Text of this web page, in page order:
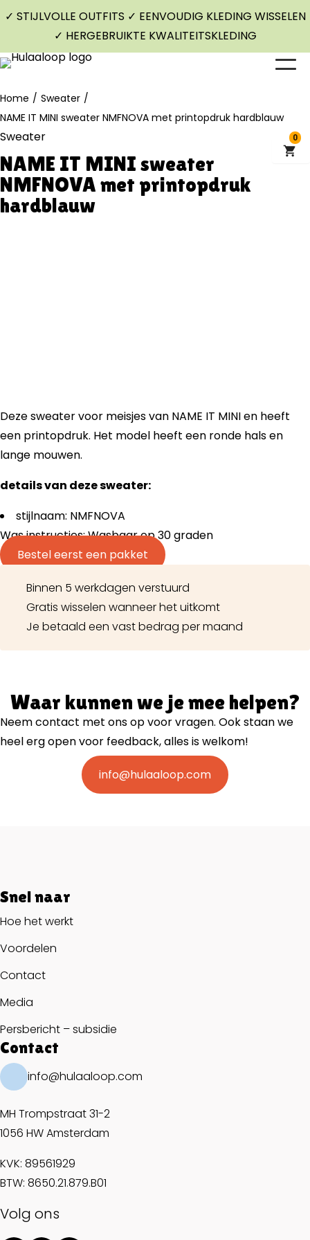
✓ STIJLVOLLE OUTFITS ✓ EENVOUDIG KLEDING WISSELEN
✓ HERGEBRUIKTE KWALITEITSKLEDING
Home / Sweater /
NAME IT MINI sweater NMFNOVA met printopdruk hardblauw
Sweater
NAME IT MINI sweater
NMFNOVA met printopdruk
hardblauw
Deze sweater voor meisjes van NAME IT MINI en heeft
een printopdruk. Het model heeft een ronde hals en
lange mouwen.
details van deze sweater:
stijlnaam: NMFNOVA
Was instructies: Wasbaar op 30 graden
Bestel eerst een pakket
Binnen 5 werkdagen verstuurd
Gratis wisselen wanneer het uitkomt
Je betaald een vast bedrag per maand
Waar kunnen we je mee helpen?
Neem contact met ons op voor vragen. Ook staan we
heel erg open voor feedback, alles is welkom!
info@hulaaloop.com
Snel naar
Hoe het werkt
Voordelen
Contact
Media
Persbericht – subsidie
Contact
info@hulaaloop.com
MH Trompstraat 31-2
1056 HW Amsterdam
KVK: 89561929
BTW: 8650.21.879.B01
Volg ons
0